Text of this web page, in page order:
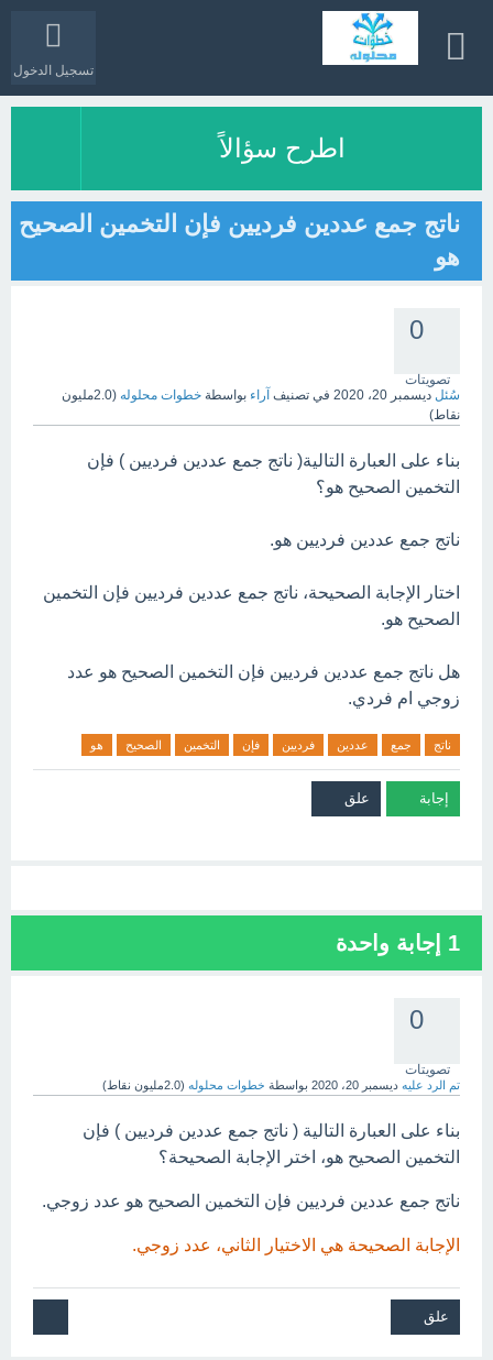
تسجيل الدخول
اطرح سؤالاً
ناتج جمع عددين فرديين فإن التخمين الصحيح
هو
0
تصويتات
سُئل ديسمبر 20، 2020 في تصنيف آراء بواسطة خطوات محلوله (2.0مليون
نقاط)
بناء على العبارة التالية( ناتج جمع عددين فرديين ) فإن
التخمين الصحيح هو؟
ناتج جمع عددين فرديين هو.
اختار الإجابة الصحيحة، ناتج جمع عددين فرديين فإن التخمين
الصحيح هو.
هل ناتج جمع عددين فرديين فإن التخمين الصحيح هو عدد
زوجي ام فردي.
ناتج جمع عددين فرديين فإن التخمين الصحيح هو
1 إجابة واحدة
0
تصويتات
تم الرد عليه ديسمبر 20، 2020 بواسطة خطوات محلوله (2.0مليون نقاط)
بناء على العبارة التالية ( ناتج جمع عددين فرديين ) فإن
التخمين الصحيح هو، اختر الإجابة الصحيحة؟
ناتج جمع عددين فرديين فإن التخمين الصحيح هو عدد زوجي.
الإجابة الصحيحة هي الاختيار الثاني، عدد زوجي.